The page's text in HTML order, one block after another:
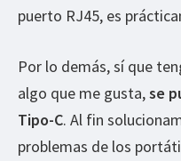
puerto RJ45, es
Por lo demás, sí que
algo que me gusta,se
Tipo-C. Al fin
problemas de los